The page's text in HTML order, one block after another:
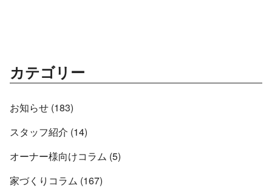
カテゴリー
お知らせ (183)
スタッフ紹介 (14)
オーナー様向けコラム (5)
家づくりコラム (167)